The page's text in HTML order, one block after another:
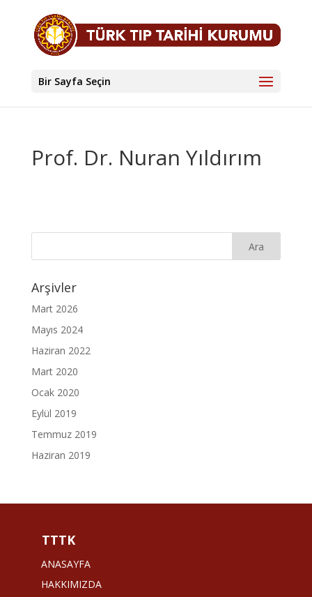
Bir Sayfa Seçin
Prof. Dr. Nuran Yıldırım
Arşivler
Mart 2026
Mayıs 2024
Haziran 2022
Mart 2020
Ocak 2020
Eylül 2019
Temmuz 2019
Haziran 2019
TTTK
ANASAYFA
HAKKIMIZDA